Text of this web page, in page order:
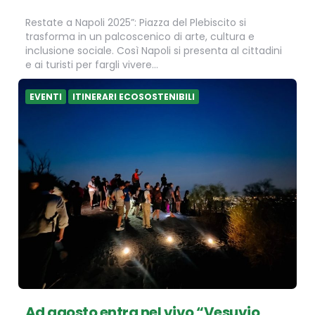
Restate a Napoli 2025”: Piazza del Plebiscito si
trasforma in un palcoscenico di arte, cultura e
inclusione sociale. Così Napoli si presenta al cittadini
e ai turisti per fargli vivere…
EVENTI ITINERARI ECOSOSTENIBILI